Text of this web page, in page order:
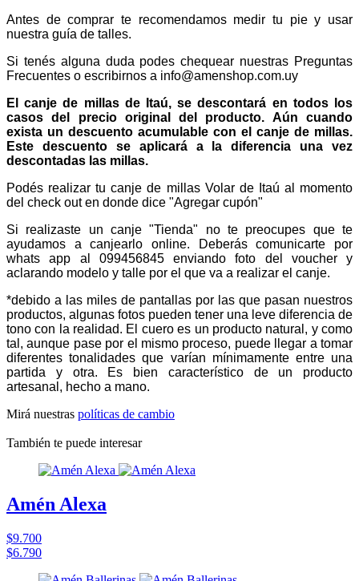
Antes de comprar te recomendamos medir tu pie y usar
nuestra guía de talles.
Si tenés alguna duda podes chequear nuestras Preguntas
Frecuentes o escribirnos a info@amenshop.com.uy
El canje de millas de Itaú, se descontará en todos los
casos del precio original del producto. Aún cuando
exista un descuento acumulable con el canje de millas.
Este descuento se aplicará a la diferencia una vez
descontadas las millas.
Podés realizar tu canje de millas Volar de Itaú al momento
del check out en donde dice "Agregar cupón"
Si realizaste un canje "Tienda" no te preocupes que te
ayudamos a canjearlo online. Deberás comunicarte por
whats app al 099456845 enviando foto del voucher y
aclarando modelo y talle por el que va a realizar el canje.
*debido a las miles de pantallas por las que pasan nuestros
productos, algunas fotos pueden tener una leve diferencia de
tono con la realidad. El cuero es un producto natural, y como
tal, aunque pase por el mismo proceso, puede llegar a tomar
diferentes tonalidades que varían mínimamente entre una
partida y otra. Es bien característico de un producto
artesanal, hecho a mano.
Mirá nuestras políticas de cambio
También te puede interesar
Amén Alexa
$9.700
$6.790